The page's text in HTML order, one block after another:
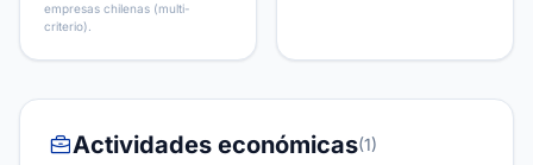
empresas chilenas (multi-
criterio).
Actividades económicas(1)